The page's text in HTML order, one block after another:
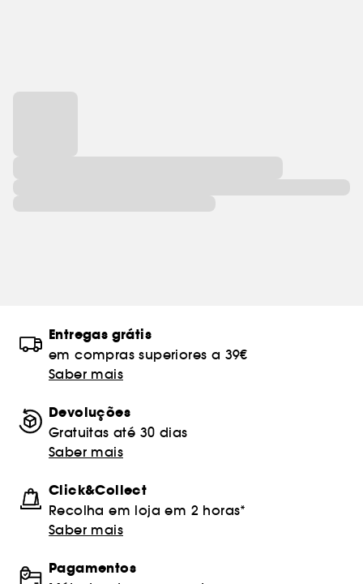
Entregas grátis
em compras superiores a 39€
Saber mais
Devoluções
Gratuitas até 30 dias
Saber mais
Click&Collect
Recolha em loja em 2 horas*
Saber mais
Pagamentos